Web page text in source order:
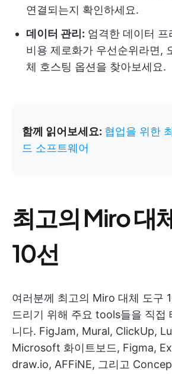
연결되는지 확인하세요.
데이터 관리: 엄격한 데이터
비용 제로화가 우선순위라면,
체 호스팅 옵션을 찾아보세요.
함께 읽어보세요: 협업을 위한
드 소프트웨어
최고의 Miro 대
10선
여러분께 최고의 Miro 대체 도구
드리기 위해 주요 tools들을 직접
니다. FigJam, Mural, ClickUp,
Microsoft 화이트보드, Figma,
draw.io, AFFiNE, 그리고